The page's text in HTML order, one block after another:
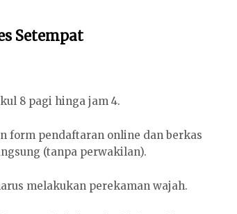
Setempat
8 pagi hinga jam 4.
form pendaftaran online dan berkas
(tanpa perwakilan).
melakukan perekaman wajah.